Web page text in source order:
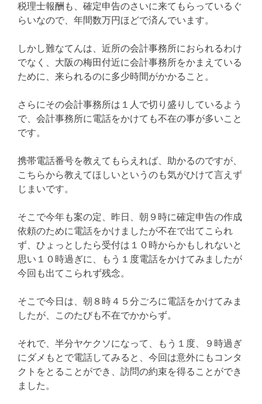
税理士報酬も、確定申告のさいに来てもらっているぐ
らいなので、年間数万円ほどで済んでいます。
しかし難なてんは、近所の会計事務所におられるわけ
でなく、大阪の梅田付近に会計事務所をかまえている
ために、来られるのに多少時間がかかること。
さらにその会計事務所は１人で切り盛りしているよう
で、会計事務所に電話をかけても不在の事が多いこと
です。
携帯電話番号を教えてもらえれば、助かるのですが、
こちらから教えてほしいというのも気がひけて言えず
じまいです。
そこで今年も案の定、昨日、朝９時に確定申告の作成
依頼のために電話をかけましたが不在で出てこられ
ず、ひょっとしたら受付は１０時からかもしれないと
思い１０時過ぎに、もう１度電話をかけてみましたが
今回も出てこられず残念。
そこで今日は、朝８時４５分ごろに電話をかけてみま
したが、このたびも不在でかからず。
それで、半分ヤケクソになって、もう１度、９時過ぎ
にダメもとで電話してみると、今回は意外にもコンタ
クトをとることができ、訪問の約束を得ることができ
ました。